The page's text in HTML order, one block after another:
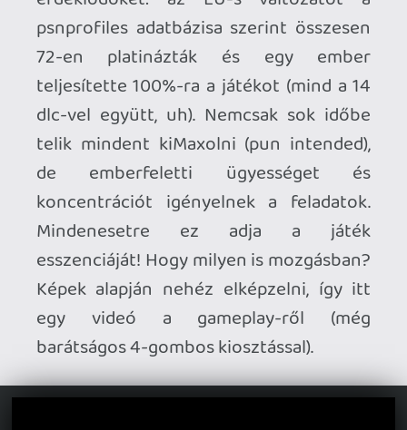
Az új játékmódok egészen ötletesek. Az
AIR mód egy élő, folyamatos "adás", ahol a
nehézséget és gombkiosztást (4-től 8-ig)
kiválasztva random számokat
játszhatunk, valamint, mivel full online az
egész, élő chat-ben kommunikálhatunk a
többi játékossal. Ez tök jópofa megoldás,
láthatjuk hogy nem csak mi bénázunk a
számokkal, plusz jó lehetőség, hogy
bármilyen valós teljesítmény nélkül is
játszhatóvá válik az összes zene. Ha jól
teljesítünk, ezeket a számokat
megnyithatjuk a többi játékmód számára,
így offline is játszhatók lesznek.
Egyjátékos "free" módon kívül vannak
küldetések is, online pedig akár 7 játékos
ranglistákkal, szezonális tartalommal, stb,